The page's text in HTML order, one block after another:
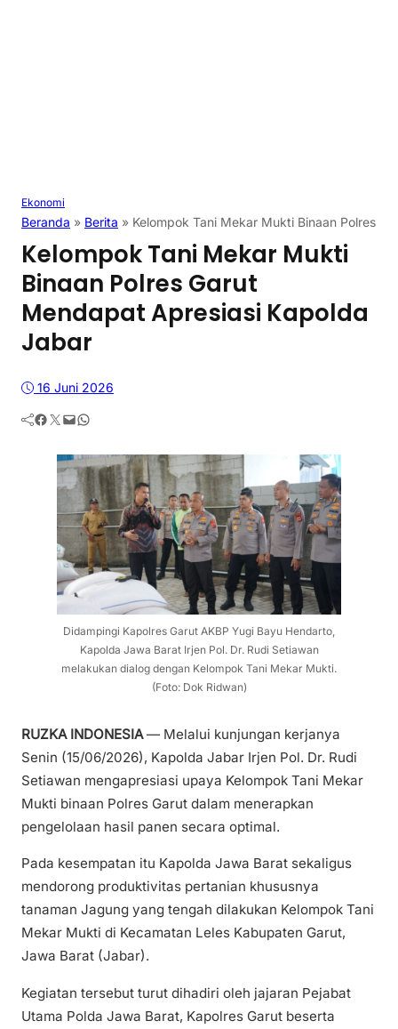
Ekonomi
Beranda » Berita » Kelompok Tani Mekar Mukti Binaan Polres
Kelompok Tani Mekar Mukti
Binaan Polres Garut
Mendapat Apresiasi Kapolda
Jabar
16 Juni 2026
Facebook Twitter Mail WhatsApp
Didampingi Kapolres Garut AKBP Yugi Bayu Hendarto,
Kapolda Jawa Barat Irjen Pol. Dr. Rudi Setiawan
melakukan dialog dengan Kelompok Tani Mekar Mukti.
(Foto: Dok Ridwan)
RUZKA INDONESIA— Melalui kunjungan kerjanya
Senin (15/06/2026), Kapolda Jabar Irjen Pol. Dr. Rudi
Setiawan mengapresiasi upaya Kelompok Tani Mekar
Mukti binaan Polres Garut dalam menerapkan
pengelolaan hasil panen secara optimal.
Pada kesempatan itu Kapolda Jawa Barat sekaligus
mendorong produktivitas pertanian khususnya
tanaman Jagung yang tengah dilakukan Kelompok Tani
Mekar Mukti di Kecamatan Leles Kabupaten Garut,
Jawa Barat (Jabar).
Kegiatan tersebut turut dihadiri oleh jajaran Pejabat
Utama Polda Jawa Barat, Kapolres Garut beserta